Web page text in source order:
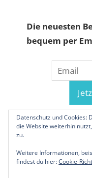
Die neuesten
bequem per
© 2019-2026
Datenschutz und Cookies:
die Website weiterhin
zu.
Weitere Informationen,
findest du hier:Cookie-